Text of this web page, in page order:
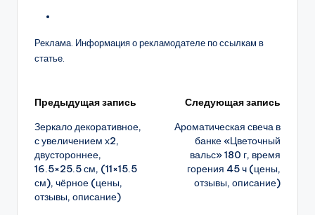
Реклама. Информация о рекламодателе по ссылкам в
статье.
Навигация
записи
Предыдущая запись
Зеркало декоративное,
с увеличением х2,
двустороннее,
16.5×25.5 см, (11×15.5
см), чёрное (цены,
отзывы, описание)
Следующая запись
Ароматическая свеча в
банке «Цветочный
вальс» 180 г, время
горения 45 ч (цены,
отзывы, описание)